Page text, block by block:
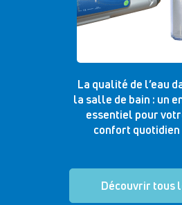
La qualité de l’eau
la salle de bain : un
essentiel pour
confort quotidien
Découvrir tous